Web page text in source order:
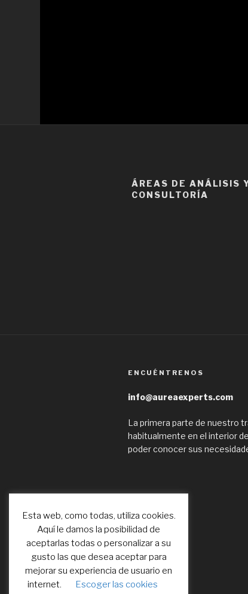
ÁREAS DE ANÁLISIS
CONSULTORÍA
ENCUÉNTRENOS
info@aureaexperts.com
La primera parte de nuestro
habitualmente en el interior
poder conocer sus
Esta web, como todas, utiliza cookies.
Aquí le damos la posibilidad de
aceptarlas todas o personalizar a su
gusto las que desea aceptar para
mejorar su experiencia de usuario en
internet.
Escoger las cookies